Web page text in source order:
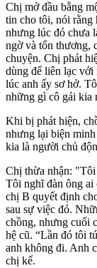
Chị mở đầu bằng
tin cho tôi, nói rằng
nhưng lúc đó chưa
ngờ và tổn thương,
chuyện. Chị phát
dùng để liên lạc
lúc anh ấy sơ hở.
những gì cô gái kia
Khi bị phát hiện,
nhưng lại biện
kia là người chủ
Chị thừa nhận:
Tôi nghĩ đàn ông
chị B quyết định
sau sự việc đó.
chồng, nhưng cuối
hệ cũ. “Lần đó tôi
anh không đi. Anh
chị kể.